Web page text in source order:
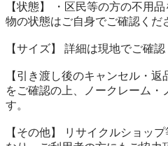
【状態】 ・区民等の方の不用
物の状態はご自身でご確認くだ
【サイズ】 詳細は現地でご確認
【引き渡し後のキャンセル・
をご確認の上、ノークレーム・
す。
【その他】 リサイクルショッ